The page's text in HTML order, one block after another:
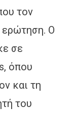
τον
ερώτηση. Ο
σε
όπου
και τη
του